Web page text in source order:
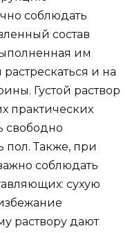
соблюдать
состав
им
и на
Густой раствор
практических
свободно
пол. Также, при
соблюдать
сухую
раствору дают